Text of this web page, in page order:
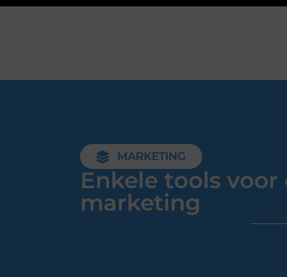
MARKETING
Enkele tools voor
marketing